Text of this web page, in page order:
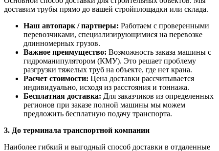
доставим трубы прямо до вашей стройплощадки или склада.
Наш автопарк / партнеры: Работаем с проверенными
перевозчиками, специализирующимися на перевозке
длинномерных грузов.
Важное преимущество: Возможность заказа машины с
гидроманипулятором (КМУ). Это решает проблему
разгрузки тяжелых труб на объекте, где нет крана.
Расчет стоимости: Цена доставки рассчитывается
индивидуально, исходя из расстояния и тоннажа.
Бесплатная доставка: Для заказчиков из определенных
регионов при заказе полной машины мы можем
предложить бесплатную подачу транспорта.
3. До терминала транспортной компании
Наиболее гибкий и выгодный способ доставки в отдаленные